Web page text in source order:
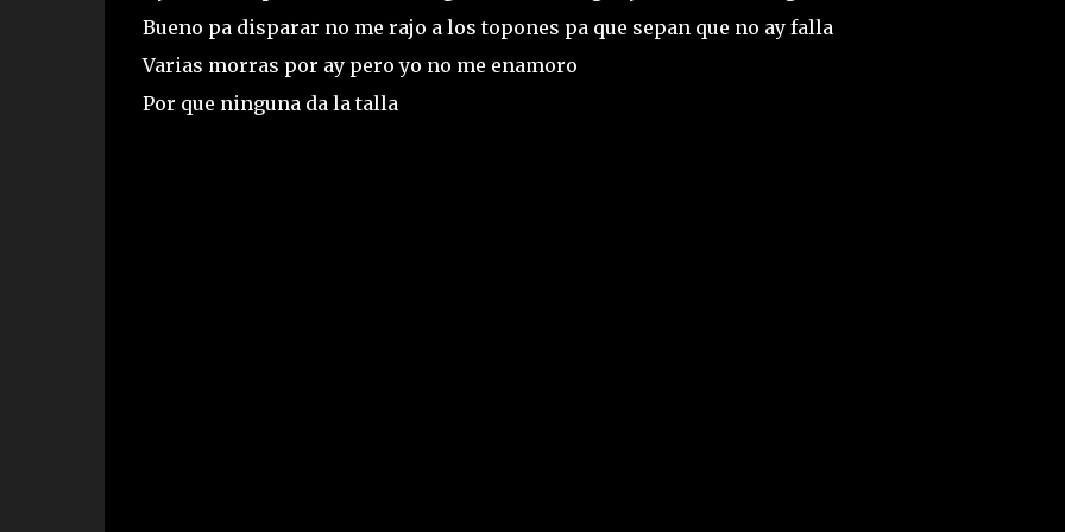
Bueno pa disparar no me rajo a los topones pa que sepan que no ay falla
Varias morras por ay pero yo no me enamoro
Por que ninguna da la talla